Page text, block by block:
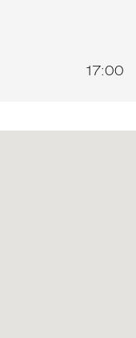
17:00